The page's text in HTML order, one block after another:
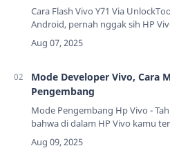
Cara Flash Vivo Y71 Via
Android, pernah nggak sih HP
tiba-tiba ngadat? Stuck di logo,
bahkan mati total? Jangan panik
Mode Developer Vivo, Cara
Pengembang
Mode Pengembang Hp Vivo -
bahwa di dalam HP Vivo kamu
"ruang rahasia" digital yang bisa
kamu menggunakan ponsel? Ya,